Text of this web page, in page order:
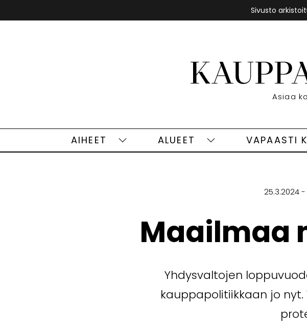
Sivusto
Asiaa
AIHEET
Aiheet
ALUEET
Alueet
VAPAASTI
25.3.2024
Maailmaa
Yhdysvaltojen
kauppapolitiikkaan jo